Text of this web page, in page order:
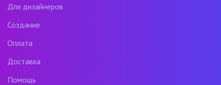
Для дизайнеров
Создание
Оплата
Доставка
Помощь